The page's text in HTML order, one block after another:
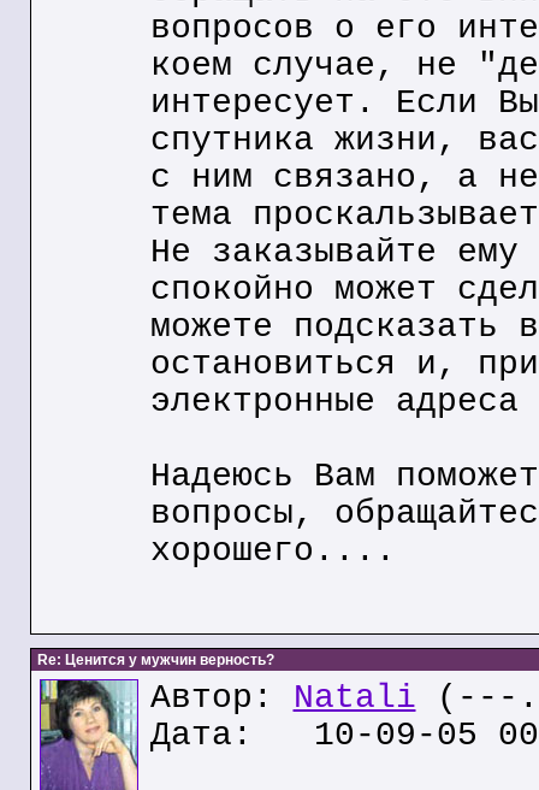
вопросов о его
коем случае, не
интересует. Если
спутника жизни,
с ним связано, а
тема
Не заказывайте
спокойно может
можете подсказать
остановиться и,
электронные
Надеюсь Вам
вопросы,
хорошего....
Re: Ценится у мужчин верность?
Автор: Natali (---
Дата: 10-09-05